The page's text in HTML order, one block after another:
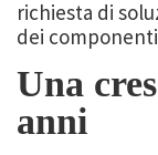
richiesta di
dei
Una
anni